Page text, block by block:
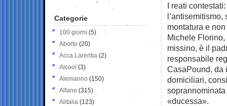
I reati
l’antisemitismo,
montatura e
Michele
missino, è il
responsabile
CasaPound, da
domiciliari,
«ducessa».
Categorie
100 giorni (5)
Aborto (20)
Acca Larentia (2)
Alcool (3)
Alemanno (150)
Alfano (315)
Alitalia (123)